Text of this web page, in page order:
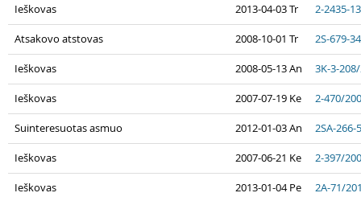
Ieškovas 2013-04-03 Tr 2-2435-
Atsakovo atstovas 2008-10-01 Tr 2S-679-
Ieškovas 2008-05-13 An 3K-3-
Ieškovas 2007-07-19 Ke 2-470/
Suinteresuotas asmuo 2012-01-03 An 2SA-266-
Ieškovas 2007-06-21 Ke 2-397/
Ieškovas 2013-01-04 Pe 2A-71/